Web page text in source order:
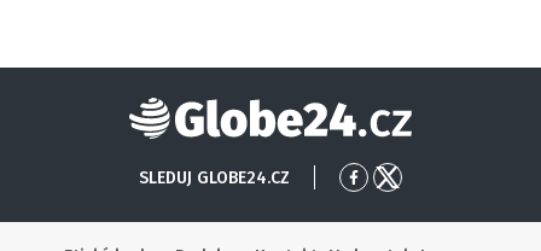
Globe24
SLEDUJ GLOBE24.CZ
Přejít
Facebook
Přejít
X